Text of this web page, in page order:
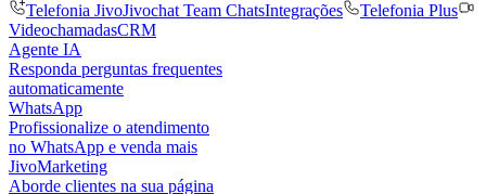
Telefonia JivoJivochat Team ChatsIntegrações
Telefonia Plus
VideochamadasCRM
Agente IA
Responda perguntas frequentes
automaticamente
WhatsApp
Profissionalize o atendimento
no WhatsApp e venda mais
JivoMarketing
Aborde clientes na sua página